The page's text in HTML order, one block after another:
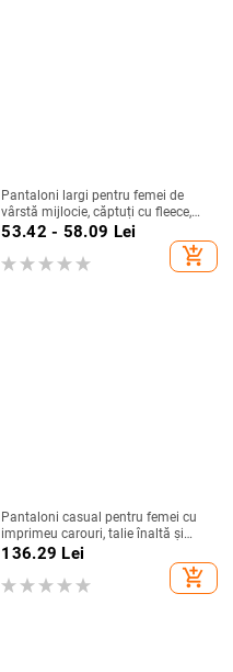
Pantaloni largi pentru femei de
vârstă mijlocie, căptuți cu fleece,
talie medie, croială lejeră, toamnă–
53.42 - 58.09 Lei
add_shopping_cart
Pantaloni casual pentru femei cu
imprimeu carouri, talie înaltă și
croială largă, stil european și
136.29 Lei
add_shopping_cart